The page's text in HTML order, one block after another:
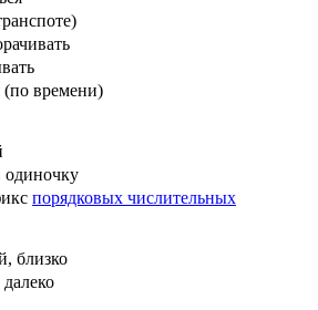
(по времени)
одиночку
порядковых числительных
близко